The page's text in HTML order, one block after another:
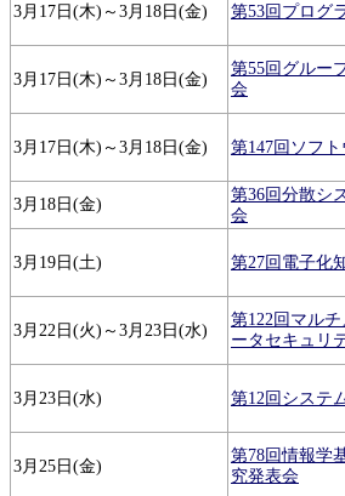
3月17日(木)～3月18日(金) 第53回プログ
3月17日(木)～3月18日(金)
第55回グルー
会
3月17日(木)～3月18日(金) 第147回ソフ
3月18日(金)
第36回分散シ
会
3月19日(土) 第27回電子化
3月22日(火)～3月23日(水)
第122回マル
ータセキュリ
3月23日(水) 第12回システ
3月25日(金)
第78回情報学
究発表会